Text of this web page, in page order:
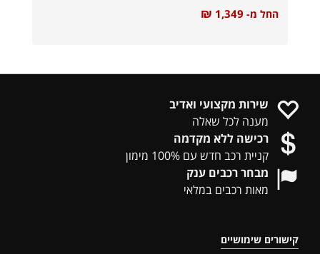
החל מ- ₪
שירות מקצועי ואדיב
מענה לכל שאלה
רכישה ללא מקדמה
קניית רכב חדש עם 100% מימון
מבחר רכבים ענק
מאות רכבים במלאי
קישורים שימושיים